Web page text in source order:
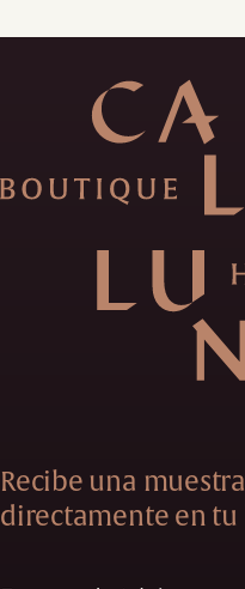
Recibe una
directamente en